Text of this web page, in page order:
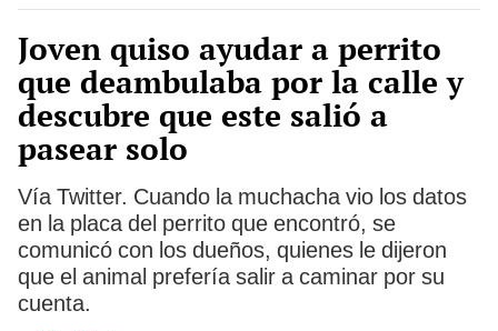
Joven quiso ayudar a perrito
que deambulaba por la calle y
descubre que este salió a
pasear solo
Vía Twitter. Cuando la muchacha vio los datos
en la placa del perrito que encontró, se
comunicó con los dueños, quienes le dijeron
que el animal prefería salir a caminar por su
cuenta.